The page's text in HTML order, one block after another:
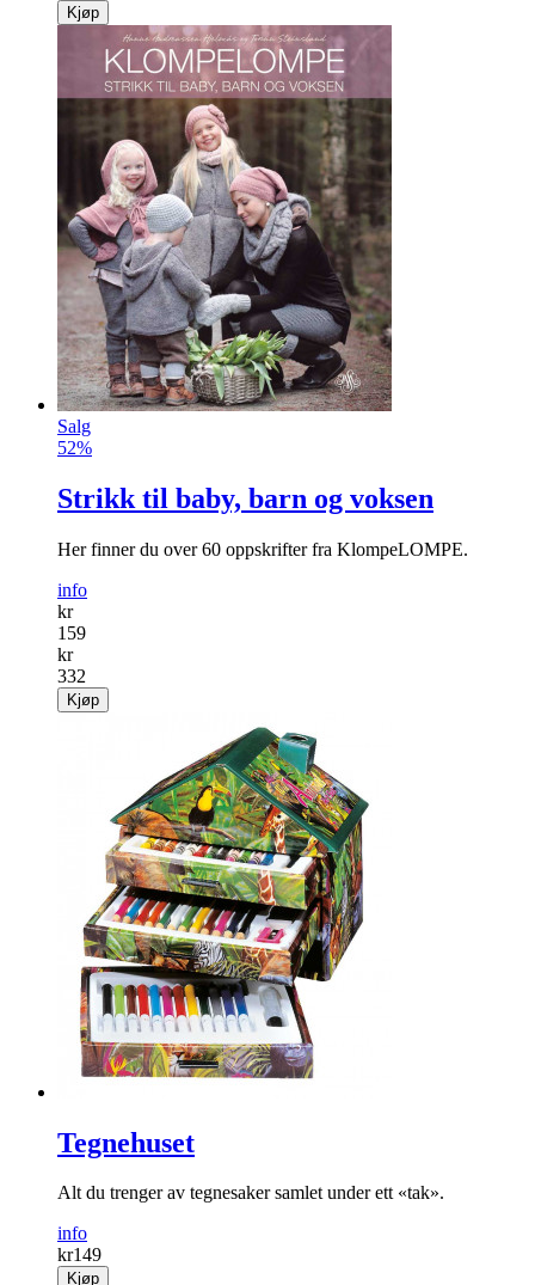
Kjøp
Salg
52%
Strikk til baby, barn og voksen
Her finner du over 60 oppskrifter fra KlompeLOMPE.
info
kr
159
kr
332
Kjøp
Tegnehuset
Alt du trenger av tegnesaker samlet under ett «tak».
info
kr149
Kjøp